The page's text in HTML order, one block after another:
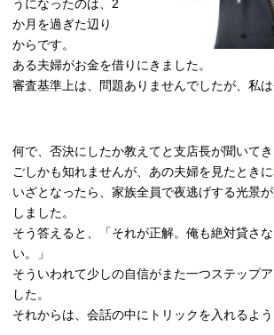
うになったのは、2
か月を過ぎた辺り
からです。
ある夫婦がお金を借りにきました。
審査基準上は、問題ありませんでしたが、私は
何で、否決にしたか教えてと支店長が聞いて
ごしかも知れませんが、あの夫婦を見たときに
いざとなったら、家族全員で夜逃げする光景
しました。
そう答えると、「それが正解。俺も絶対貸さ
い。」
そういわれて少しの自信がまた一つステップ
した。
それからは、会話の中にトリックを入れるよう